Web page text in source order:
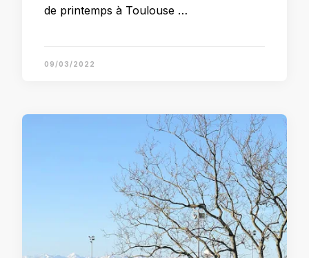
de printemps à Toulouse …
09/03/2022